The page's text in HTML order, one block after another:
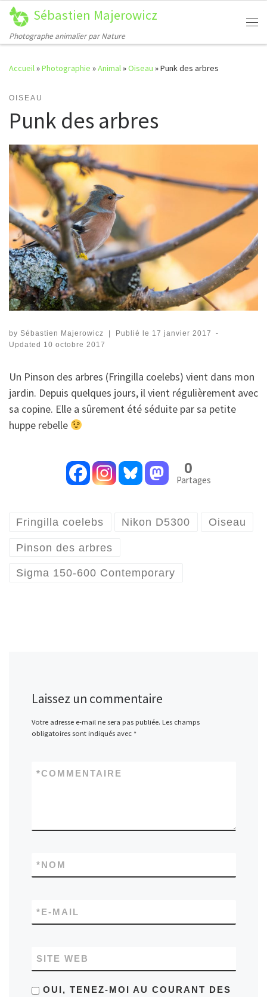
Passer au contenu
Sébastien Majerowicz
Photographe animalier par Nature
Accueil»Photographie »Animal»Oiseau »Punk des arbres
OISEAU
Punk des arbres
by Sébastien Majerowicz | Publié le 17 janvier 2017
-
Updated 10 octobre 2017
Un Pinson des arbres (Fringilla coelebs) vient dans mon
jardin. Depuis quelques jours, il vient régulièrement avec
sa copine. Elle a sûrement été séduite par sa petite
huppe rebelle
0
Partages
Fringilla coelebs Nikon D5300 Oiseau
Pinson des arbres
Sigma 150-600 Contemporary
Laissez un commentaire
Votre adresse e-mail ne sera pas publiée. Les champs
obligatoires sont indiqués avec *
COMMENTAIRE
*
NOM
*
E-MAIL
*
SITE WEB
OUI, TENEZ-MOI AU COURANT DES